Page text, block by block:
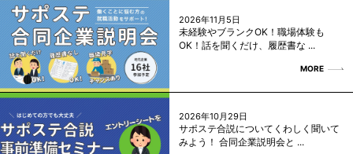
2026年11月5日
未経験やブランクOK！職場体験も
OK！話を聞くだけ、履歴書な ...
MORE
2026年10月29日
サポステ合説についてくわしく聞いて
みよう！ 合同企業説明会と ...